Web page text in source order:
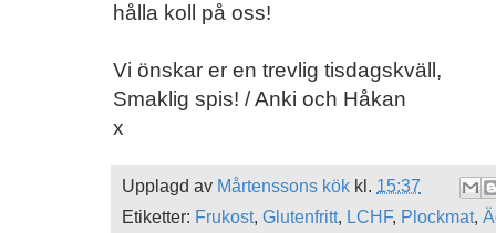
hålla koll på oss!
Vi önskar er en trevlig tisdagskväll,
Smaklig spis! / Anki och Håkan
x
Upplagd av Mårtenssons kök kl. 15:37
Etiketter: Frukost, Glutenfritt, LCHF, Plockmat,